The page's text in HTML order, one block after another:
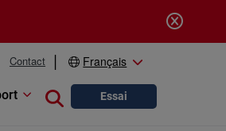
Contact Français
Close search
Essai